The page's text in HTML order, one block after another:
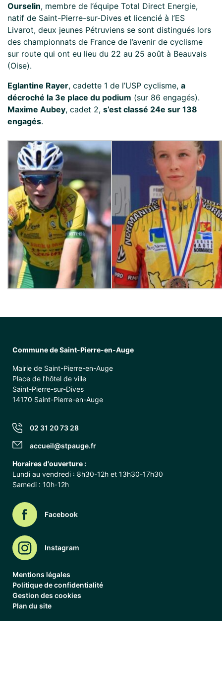
Ourselin, membre de l’équipe Total Direct Energie,
natif de Saint-Pierre-sur-Dives et licencié à l’ES
Livarot, deux jeunes Pétruviens se sont distingués lors
des championnats de France de l’avenir de cyclisme
sur route qui ont eu lieu du 22 au 25 août à Beauvais
(Oise).
Eglantine Rayer, cadette 1 de l’USP cyclisme, a
décroché la 3e place du podium (sur 86 engagés).
Maxime Aubey, cadet 2, s’est classé 24e sur 138
engagés.
Commune de Saint-Pierre-en-Auge
Mairie de Saint-Pierre-en-Auge
Place de l’hôtel de ville
Saint-Pierre-sur-Dives
14170 Saint-Pierre-en-Auge
02 31 20 73 28
accueil@stpauge.fr
Horaires d'ouverture :
Lundi au vendredi : 8h30-12h et 13h30-17h30
Samedi : 10h-12h
Facebook
Instagram
Mentions légales
Politique de confidentialité
Gestion des cookies
Plan du site